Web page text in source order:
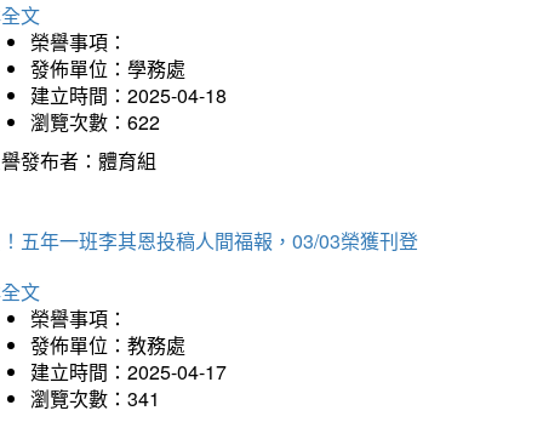
文
榮譽事項：
發佈單位：學務處
建立時間：2025-04-18
瀏覽次數：622
發布者：體育組
五年一班李其恩投稿人間福報，03/03榮獲刊登
文
榮譽事項：
發佈單位：教務處
建立時間：2025-04-17
瀏覽次數：341